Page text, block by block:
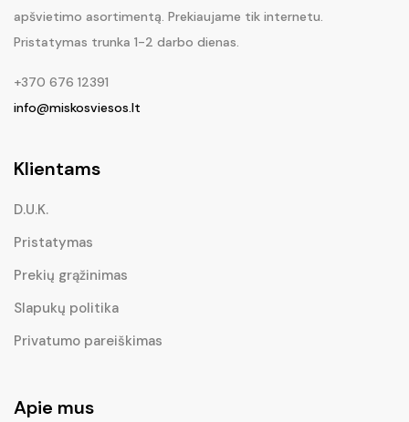
apšvietimo asortimentą. Prekiaujame tik internetu.
Pristatymas trunka 1-2 darbo dienas.
+370 676 12391
info@miskosviesos.lt
Klientams
D.U.K.
Pristatymas
Prekių grąžinimas
Slapukų politika
Privatumo pareiškimas
Apie mus